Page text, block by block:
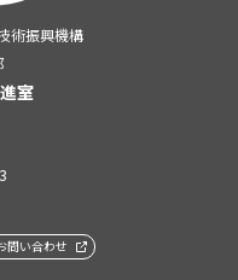
術振興機構
室
問い合わせ